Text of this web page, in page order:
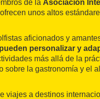
de la Asociación
unos altos
aficionados y
personalizar y
más allá de la
sobre la gastronomía y el
viajes a destinos